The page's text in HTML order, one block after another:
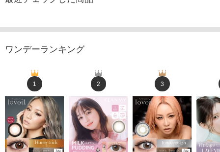
ワンデーランキング
1 2 3